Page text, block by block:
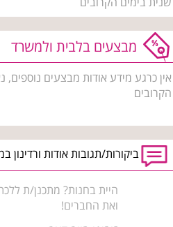
מבצעים בלבית ולמשרד
אין כרגע מידע אודות מבצעים נוספים,
הקרובים
ביקורות/תגובות אודות
היית בחנות? מתכנן/ת
ואת החברים!